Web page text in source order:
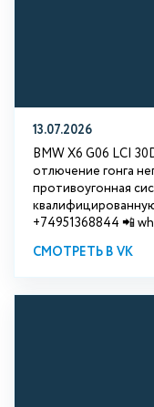
13.07.2026
BMW X6 G06 LCI
отлючение гонга
противоугонная
+74951368844 📲
СМОТРЕТЬ В VK